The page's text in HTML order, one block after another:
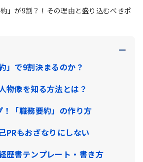
」が9割？！その理由と盛り込むべきポ
」で9割決まるのか？
物像を知る方法とは？
「職務要約」の作り方
PRもおざなりにしない
歴書テンプレート・書き方